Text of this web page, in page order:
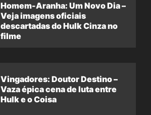
Homem-Aranha: Um Novo Dia –
Veja imagens oficiais
descartadas do Hulk Cinza no
filme
Vingadores: Doutor Destino –
Vaza épica cena de luta entre
Hulk e o Coisa